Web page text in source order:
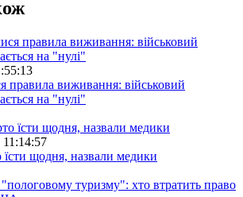
правила виживання: військовий
на "нулі"
їсти щодня, назвали медики